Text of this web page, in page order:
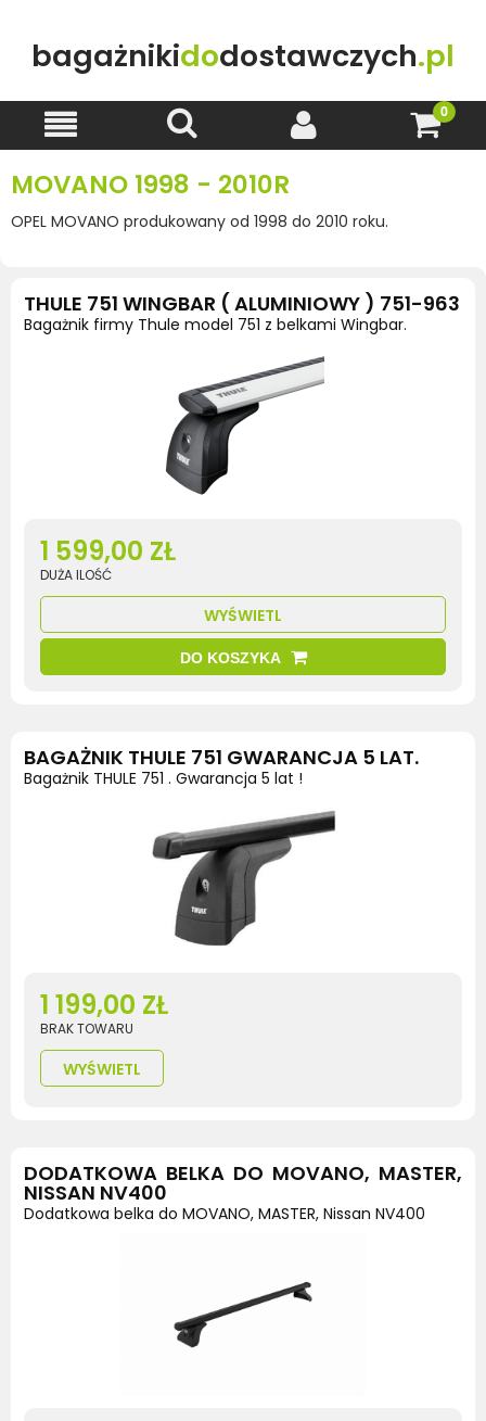
bagażnikidodostawczych.pl
MOVANO 1998 - 2010R
OPEL MOVANO produkowany od 1998 do 2010 roku.
THULE 751 WINGBAR ( ALUMINIOWY ) 751-963
Bagażnik firmy Thule model 751 z belkami Wingbar.
1 599,00 ZŁ
DUŻA ILOŚĆ
WYŚWIETL
DO KOSZYKA
BAGAŻNIK THULE 751 GWARANCJA 5 LAT.
Bagażnik THULE 751 . Gwarancja 5 lat !
1 199,00 ZŁ
BRAK TOWARU
WYŚWIETL
DODATKOWA BELKA DO MOVANO, MASTER,
NISSAN NV400
Dodatkowa belka do MOVANO, MASTER, Nissan NV400